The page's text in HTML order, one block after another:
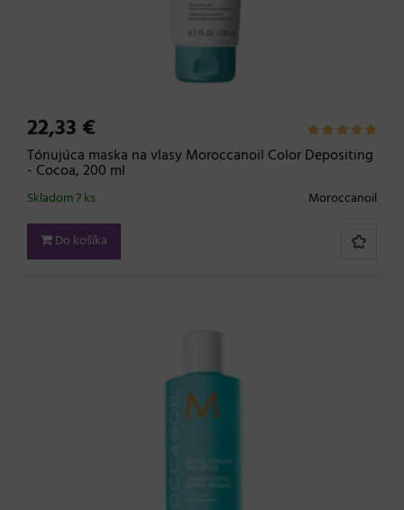
22,33 €
Tónujúca maska na vlasy Moroccanoil Color Depositing
- Cocoa, 200 ml
Moroccanoil
Skladom 7 ks
Do košíka